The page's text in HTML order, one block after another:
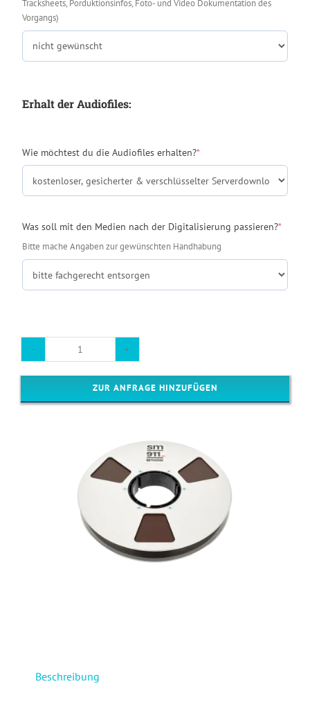
Tracksheets, Porduktionsinfos, Foto- und Video Dokumentation des
Vorgangs)
Erhalt der Audiofiles:
Wie möchtest du die Audiofiles erhalten?*(required)
Was soll mit den Medien nach der Digitalisierung passieren?*
Bitte mache Angaben zur gewünschten Handhabung
1"
Tonband
Digitalisierung
ZUR ANFRAGE HINZUFÜGEN
Beschreibung